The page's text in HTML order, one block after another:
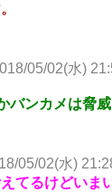
05/02(水)
バンカメは脅
05/02(水)
てるけどいま